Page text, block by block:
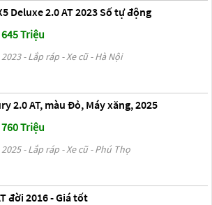
Deluxe 2.0 AT 2023 Số tự động
645 Triệu
2023 - Lắp ráp - Xe cũ - Hà Nội
2.0 AT, màu Đỏ, Máy xăng, 2025
760 Triệu
2025 - Lắp ráp - Xe cũ - Phú Thọ
đời 2016 - Giá tốt